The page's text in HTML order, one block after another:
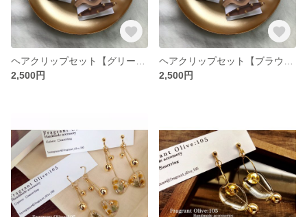
2,500円
2,500円